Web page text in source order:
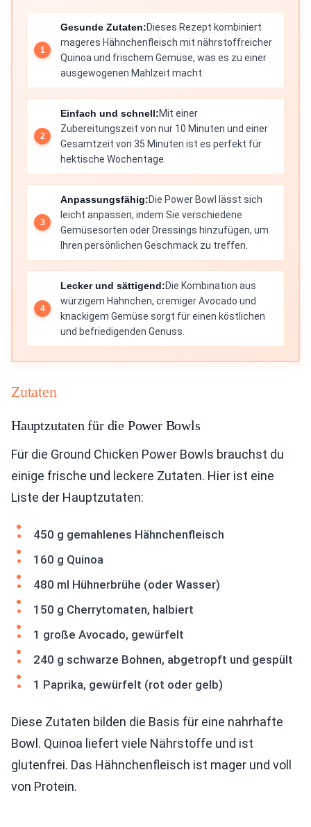
Gesunde Zutaten:Dieses Rezept kombiniert
mageres Hähnchenfleisch mit nährstoffreicher
Quinoa und frischem Gemüse, was es zu einer
ausgewogenen Mahlzeit macht.
Einfach und schnell:Mit einer
Zubereitungszeit von nur 10 Minuten und einer
Gesamtzeit von 35 Minuten ist es perfekt für
hektische Wochentage.
Anpassungsfähig:Die Power Bowl lässt sich
leicht anpassen, indem Sie verschiedene
Gemüsesorten oder Dressings hinzufügen, um
Ihren persönlichen Geschmack zu treffen.
Lecker und sättigend:Die Kombination aus
würzigem Hähnchen, cremiger Avocado und
knackigem Gemüse sorgt für einen köstlichen
und befriedigenden Genuss.
Zutaten
Hauptzutaten für die Power Bowls
Für die Ground Chicken Power Bowls brauchst du
einige frische und leckere Zutaten. Hier ist eine
Liste der Hauptzutaten:
450 g gemahlenes Hähnchenfleisch
160 g Quinoa
480 ml Hühnerbrühe (oder Wasser)
150 g Cherrytomaten, halbiert
1 große Avocado, gewürfelt
240 g schwarze Bohnen, abgetropft und gespült
1 Paprika, gewürfelt (rot oder gelb)
Diese Zutaten bilden die Basis für eine nahrhafte
Bowl. Quinoa liefert viele Nährstoffe und ist
glutenfrei. Das Hähnchenfleisch ist mager und voll
von Protein.